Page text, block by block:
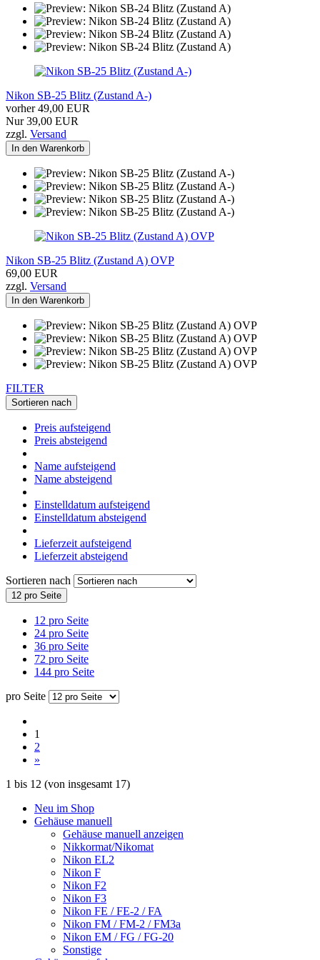
Nikon SB-25 Blitz (Zustand A-)
vorher 49,00 EUR
Nur 39,00 EUR
zzgl. Versand
In den Warenkorb
Nikon SB-25 Blitz (Zustand A) OVP
69,00 EUR
zzgl. Versand
In den Warenkorb
FILTER
Sortieren nach
Preis aufsteigend
Preis absteigend
Name aufsteigend
Name absteigend
Einstelldatum aufsteigend
Einstelldatum absteigend
Lieferzeit aufsteigend
Lieferzeit absteigend
Sortieren nach
12 pro Seite
12 pro Seite
24 pro Seite
36 pro Seite
72 pro Seite
144 pro Seite
pro Seite
1
2
»
1 bis 12 (von insgesamt 17)
Neu im Shop
Gehäuse manuell
Gehäuse manuell anzeigen
Nikkormat/Nikomat
Nikon EL2
Nikon F
Nikon F2
Nikon F3
Nikon FE / FE-2 / FA
Nikon FM / FM-2 / FM3a
Nikon EM / FG / FG-20
Sonstige